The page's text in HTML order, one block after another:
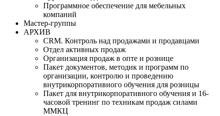
Программное обеспечение для мебельных
компаний
Мастер-группы
АРХИВ
CRM. Контроль над продажами и продавцами
Отдел активных продаж
Организация продаж в опте и рознице
Пакет документов, методик и программ по
организации, контролю и проведению
внутрикорпоративного обучения для розницы
Пакет для внутрикорпоративного обучения и 16-
часовой тренинг по техникам продаж силами
ММКЦ